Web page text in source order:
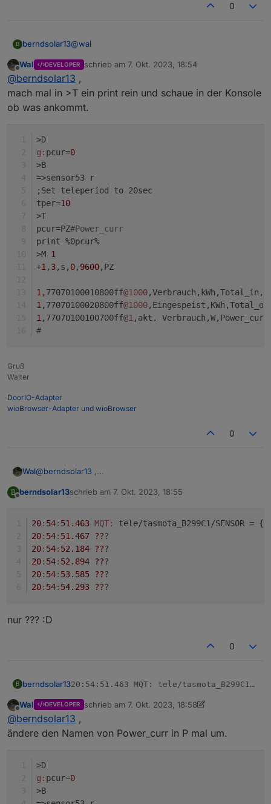
0
B berndsolar13@wal
restart gemacht, meist du diese zeile aus der
Konsole ?
Offline
Wal DEVELOPER schrieb am 7. Okt. 2023, 18:54
zuletzt editiert von
@berndsolar13 ,
mach mal in >T ein print rein und schaue in der Konsole
ob was ankommt.
>D
g: pcur=0
>B
=>sensor53 r
;Set teleperiod to 20sec
tper=10
>T
pcur=PZ#Power_curr
print %0pcur%
>M 1
+1 , 3,s, 0, 9600,PZ
1 ,77070100010800ff@1000,Verbrauch,kWh,Total_in,
1 ,77070100020800ff@1000
1 ,77070100100700ff@1 ,akt.
#
Gruß
Walter
DoorIO-Adapter
wioBrowser-Adapter und wioBrowser
0
Wal@berndsolar13
was ankommt.
>D
=>sensor53 r
;Set teleperiod to 20sec
tper=10
>T
pcur=PZ#Power_curr
print %0pcur%
B berndsolar13schrieb am 7. Okt. 2023, 18:55
zuletzt editiert von
20: 54: 51.463 MQT: tele/tasmota_B299C1/SENSOR = {
20: 54: 51.467 ???
20: 54: 52.184 ???
20: 54: 52.894 ???
20: 54: 53.585 ???
20: 54: 54.293 ???
nur ??? :D
0
B berndsolar1320:54:51.463 MQT: tele/tasmota_B299C1/
20:54:52.184 ???
20:54:52.894 ???
20:54:53.585 ???
nur ??? :D
Offline
Wal DEVELOPER schrieb am 7. Okt. 2023, 18:58
zuletzt editiert von Wal10. Juli 2023, 20:58
@berndsolar13 ,
ändere den Namen von Power_curr in P mal um.
>D
g: pcur=0
>B